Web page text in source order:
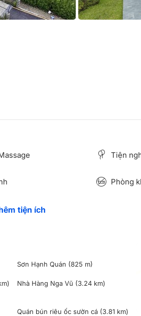
Tiện
Phòng
tiện ích
Sơn Hạnh Quán (825 m)
Nhà Hàng Nga Vũ (3.24 km)
Quán bún riêu ốc sườn cá (3.81 km)